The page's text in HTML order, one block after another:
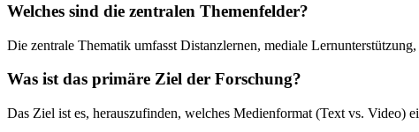
Welches sind die zentralen Themenfelder?
Die zentrale Thematik umfasst Distanzlernen, mediale
Was ist das primäre Ziel der Forschung?
Das Ziel ist es, herauszufinden, welches Medienformat (Text vs. Video)